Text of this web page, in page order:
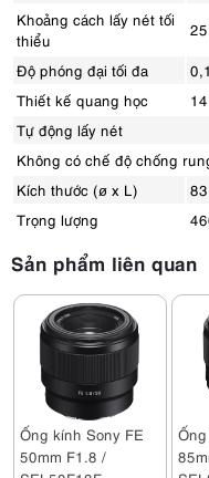
Khoảng cách lấy nét tối
thiểu
Độ phóng đại tối đa
Thiết kế quang học
Tự động lấy nét
Không có chế độ chống
Kích thước (ø x L)
Trọng lượng
Sản phẩm liên quan
Ống kính Sony FE
50mm F1.8 /